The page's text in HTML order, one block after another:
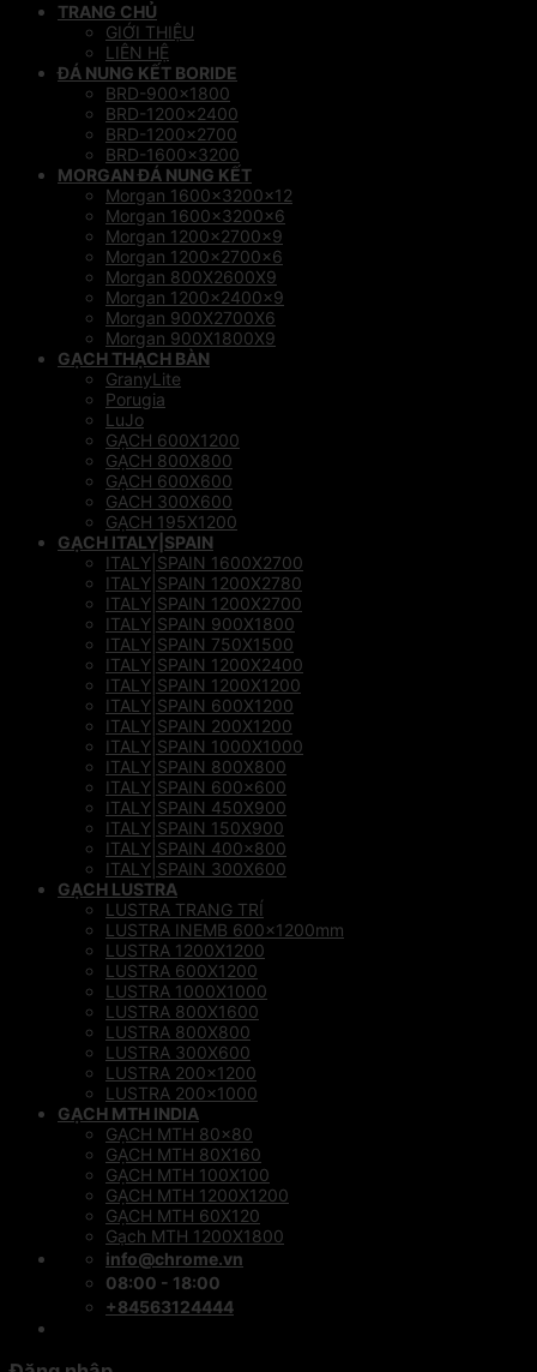
TRANG CHỦ
GIỚI THIỆU
LIÊN HỆ
ĐÁ NUNG KẾT BORIDE
BRD-900×1800
BRD-1200×2400
BRD-1200×2700
BRD-1600×3200
MORGAN ĐÁ NUNG KẾT
Morgan 1600x3200x12
Morgan 1600x3200x6
Morgan 1200x2700x9
Morgan 1200x2700x6
Morgan 800X2600X9
Morgan 1200x2400x9
Morgan 900X2700X6
Morgan 900X1800X9
GẠCH THẠCH BÀN
GranyLite
Porugia
LuJo
GẠCH 600X1200
GẠCH 800X800
GẠCH 600X600
GACH 300X600
GẠCH 195X1200
GẠCH ITALY|SPAIN
ITALY|SPAIN 1600X2700
ITALY|SPAIN 1200X2780
ITALY|SPAIN 1200X2700
ITALY|SPAIN 900X1800
ITALY|SPAIN 750X1500
ITALY|SPAIN 1200X2400
ITALY|SPAIN 1200X1200
ITALY|SPAIN 600X1200
ITALY|SPAIN 200X1200
ITALY|SPAIN 1000X1000
ITALY|SPAIN 800X800
ITALY|SPAIN 600×600
ITALY|SPAIN 450X900
ITALY|SPAIN 150X900
ITALY|SPAIN 400×800
ITALY|SPAIN 300X600
GẠCH LUSTRA
LUSTRA TRANG TRÍ
LUSTRA INEMB 600x1200mm
LUSTRA 1200X1200
LUSTRA 600X1200
LUSTRA 1000X1000
LUSTRA 800X1600
LUSTRA 800X800
LUSTRA 300X600
LUSTRA 200×1200
LUSTRA 200×1000
GẠCH MTH INDIA
GẠCH MTH 80×80
GẠCH MTH 80X160
GẠCH MTH 100X100
GẠCH MTH 1200X1200
GẠCH MTH 60X120
Gạch MTH 1200X1800
info@chrome.vn
08:00 - 18:00
+84563124444